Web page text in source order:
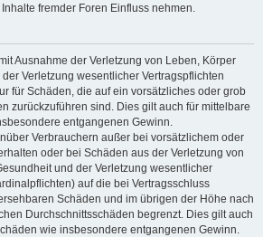
fremder Foren Einfluss nehmen.
Ausnahme der Verletzung von Leben, Körper
Verletzung wesentlicher Vertragspflichten
für Schäden, die auf ein vorsätzliches oder grob
zurückzuführen sind. Dies gilt auch für mittelbare
entgangenen Gewinn.
Verbrauchern außer bei vorsätzlichem oder
oder bei Schäden aus der Verletzung von
und der Verletzung wesentlicher
auf die bei Vertragsschluss
Schäden und im übrigen der Höhe nach
Durchschnittsschäden begrenzt. Dies gilt auch
wie insbesondere entgangenen Gewinn.